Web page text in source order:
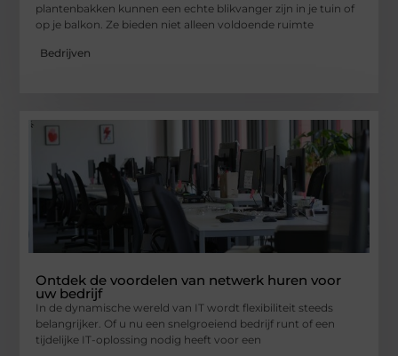
plantenbakken kunnen een echte blikvanger zijn in je tuin of
op je balkon. Ze bieden niet alleen voldoende ruimte
Bedrijven
Ontdek de voordelen van netwerk huren voor
uw bedrijf
In de dynamische wereld van IT wordt flexibiliteit steeds
belangrijker. Of u nu een snelgroeiend bedrijf runt of een
tijdelijke IT-oplossing nodig heeft voor een